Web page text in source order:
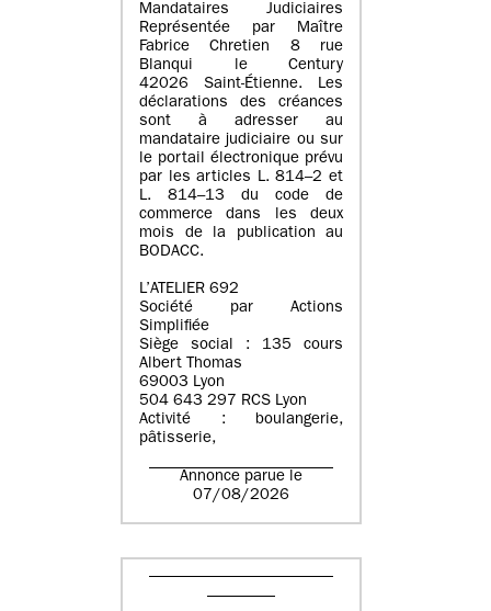
Mandataires Judiciaires
Représentée par Maître
Fabrice Chretien 8 rue
Blanqui le Century
42026 Saint-Étienne. Les
déclarations des créances
sont à adresser au
mandataire judiciaire ou sur
le portail électronique prévu
par les articles L. 814–2 et
L. 814–13 du code de
commerce dans les deux
mois de la publication au
BODACC.
L’ATELIER 692
Société par Actions
Simplifiée
Siège social : 135 cours
Albert Thomas
69003 Lyon
504 643 297 RCS Lyon
Activité : boulangerie,
pâtisserie,
Annonce parue le
07/08/2026